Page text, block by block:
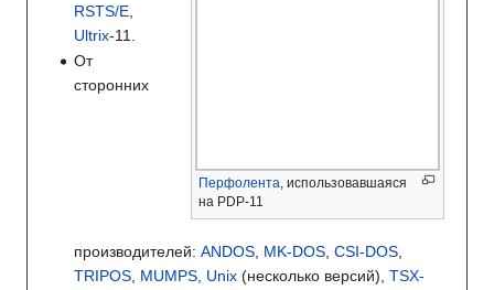
Перфолента, использовавшаяся
на PDP-11
RSTS/E
Ultrix-11.
От
сторонних
производителей:ANDOS MK-DOS ,CSI-DOS
TRIPOS MUMPS Unix (несколько версий),TSX-